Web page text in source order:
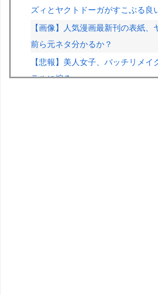
ズィとヤクトドーガがすこぶる良
【画像】人気漫画最新刊の表紙、
前ら元ネタ分かるか？
【悲報】美人女子、バッチリメイ
ラルに煽るｗｗｗｗ